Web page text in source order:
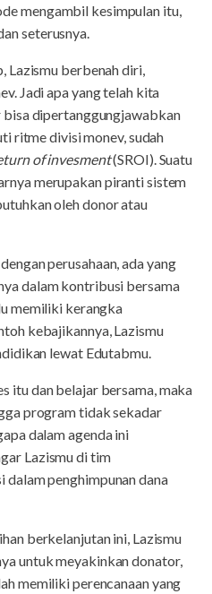
mengambil kesimpulan itu,
seterusnya.
Lazismu berbenah diri,
Jadi apa yang telah kita
bisa dipertanggungjawabkan
ritme divisi monev, sudah
of invesment(SROI). Suatu
merupakan piranti sistem
oleh donor atau
perusahaan, ada yang
dalam kontribusi bersama
memiliki kerangka
kebajikannya, Lazismu
lewat Edutabmu.
itu dan belajar bersama, maka
program tidak sekadar
dalam agenda ini
Lazismu di tim
dalam penghimpunan dana
berkelanjutan ini, Lazismu
untuk meyakinkan donator,
memiliki perencanaan yang